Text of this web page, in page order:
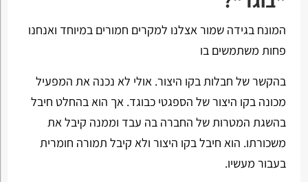
המונח בגידה שמור אצלנו למקרים חמורים במיוחד ואנחנו
פחות משתמשים בו
בהקשר של חבלות בקו היצור. אולי לא נכנה את המפעיל
מכונה בקו היצור של הספגטי כבוגד. אך הוא בהחלט חיבל
בהשגת המטרות של החברה בה עבד וממנה קיבל את
משכורתו. הוא חיבל בקו היצור ולא קיבל תמורה חומרית
בעבור מעשיו.